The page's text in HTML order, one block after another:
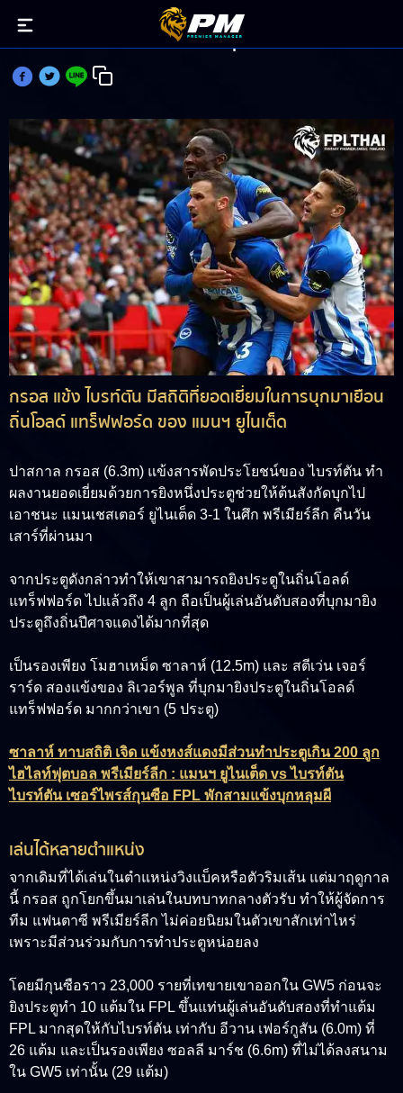
กรอส มีสถิติที่ยอดเยี่ยมในการบุกรังปีศาจแดง
กรอส แข้ง ไบรท์ตัน มีสถิติที่ยอดเยี่ยมในการบุกมาเยือน
ถิ่นโอลด์ แทร็ฟฟอร์ด ของ แมนฯ ยูไนเต็ด
ปาสกาล กรอส (6.3m) แข้งสารพัดประโยชน์ของ ไบรท์ตัน ทำ
ผลงานยอดเยี่ยมด้วยการยิงหนึ่งประตูช่วยให้ต้นสังกัดบุกไป
เอาชนะ แมนเชสเตอร์ ยูไนเต็ด 3-1 ในศึก พรีเมียร์ลีก คืนวัน
เสาร์ที่ผ่านมา
จากประตูดังกล่าวทำให้เขาสามารถยิงประตูในถิ่นโอลด์
แทร็ฟฟอร์ด ไปแล้วถึง 4 ลูก ถือเป็นผู้เล่นอันดับสองที่บุกมายิง
ประตูถึงถิ่นปีศาจแดงได้มากที่สุด
เป็นรองเพียง โมฮาเหม็ด ซาลาห์ (12.5m) และ สตีเว่น เจอร์
ราร์ด สองแข้งของ ลิเวอร์พูล ที่บุกมายิงประตูในถิ่นโอลด์
แทร็ฟฟอร์ด มากกว่าเขา (5 ประตู)
ซาลาห์ ทาบสถิติ เจิด แข้งหงส์แดงมีส่วนทำประตูเกิน 200 ลูก
ไฮไลท์ฟุตบอล พรีเมียร์ลีก : แมนฯ ยูไนเต็ด vs ไบรท์ตัน
ไบรท์ตัน เซอร์ไพรส์กุนซือ FPL พักสามแข้งบุกหลุมผี
เล่นได้หลายตำแหน่ง
จากเดิมที่ได้เล่นในตำแหน่งวิงแบ็คหรือตัวริมเส้น แต่มาฤดูกาล
นี้ กรอส ถูกโยกขึ้นมาเล่นในบทบาทกลางตัวรับ ทำให้ผู้จัดการ
ทีม แฟนตาซี พรีเมียร์ลีก ไม่ค่อยนิยมในตัวเขาสักเท่าไหร่
เพราะมีส่วนร่วมกับการทำประตูหน่อยลง
โดยมีกุนซือราว 23,000 รายที่เทขายเขาออกใน GW5 ก่อนจะ
ยิงประตูทำ 10 แต้มใน FPL ขึ้นแท่นผู้เล่นอันดับสองที่ทำแต้ม
FPL มากสุดให้กับไบรท์ตัน เท่ากับ อีวาน เฟอร์กูสัน (6.0m) ที่
26 แต้ม และเป็นรองเพียง ซอลลี มาร์ช (6.6m) ที่ไม่ได้ลงสนาม
ใน GW5 เท่านั้น (29 แต้ม)